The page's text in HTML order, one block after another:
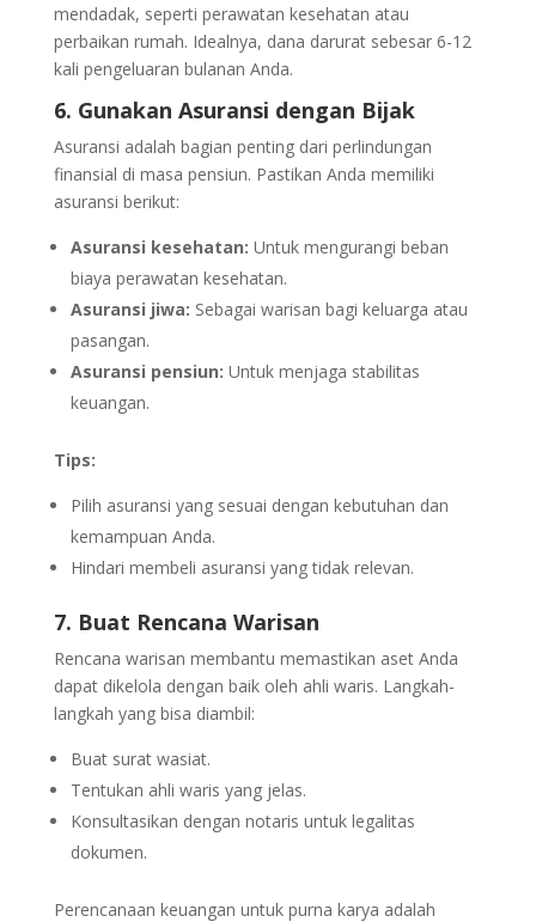
mendadak, seperti perawatan kesehatan atau
perbaikan rumah. Idealnya, dana darurat sebesar 6-12
kali pengeluaran bulanan Anda.
6. Gunakan Asuransi dengan Bijak
Asuransi adalah bagian penting dari perlindungan
finansial di masa pensiun. Pastikan Anda memiliki
asuransi berikut:
Asuransi kesehatan: Untuk mengurangi beban
biaya perawatan kesehatan.
Asuransi jiwa: Sebagai warisan bagi keluarga atau
pasangan.
Asuransi pensiun: Untuk menjaga stabilitas
keuangan.
Tips:
Pilih asuransi yang sesuai dengan kebutuhan dan
kemampuan Anda.
Hindari membeli asuransi yang tidak relevan.
7. Buat Rencana Warisan
Rencana warisan membantu memastikan aset Anda
dapat dikelola dengan baik oleh ahli waris. Langkah-
langkah yang bisa diambil:
Buat surat wasiat.
Tentukan ahli waris yang jelas.
Konsultasikan dengan notaris untuk legalitas
dokumen.
Perencanaan keuangan untuk purna karya adalah